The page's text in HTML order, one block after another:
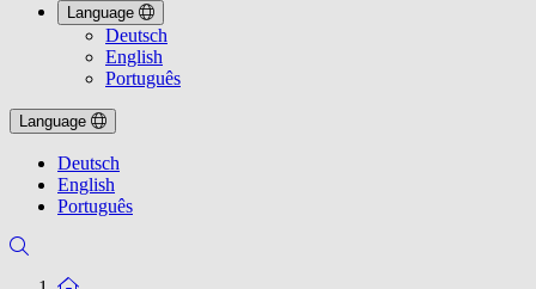
Language
Deutsch
English
Português
Language
Deutsch
English
Português